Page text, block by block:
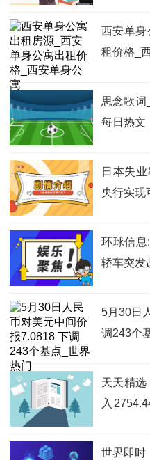
西安单身
租价格_
思念歌词
每日热文
日本失
央行实现
环球信息
轿车突发
5月30日
调243个
天天精
入
世界即时